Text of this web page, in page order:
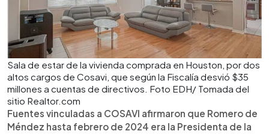
Sala de estar de la vivienda comprada en Houston, por dos
altos cargos de Cosavi, que según la Fiscalía desvió $35
millones a cuentas de directivos. Foto EDH/ Tomada del
sitio Realtor.com
Fuentes vinculadas a COSAVI afirmaron que Romero de
Méndez hasta febrero de 2024 era la Presidenta de la